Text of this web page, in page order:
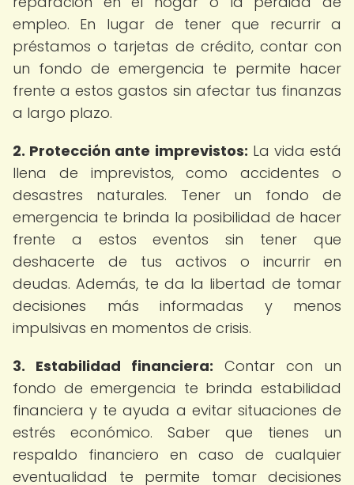
empleo. En lugar de tener que recurrir a
préstamos o tarjetas de crédito, contar con
un fondo de emergencia te permite hacer
frente a estos gastos sin afectar tus finanzas
a largo plazo.
2. Protección ante imprevistos: La vida está
llena de imprevistos, como accidentes o
desastres naturales. Tener un fondo de
emergencia te brinda la posibilidad de hacer
frente a estos eventos sin tener que
deshacerte de tus activos o incurrir en
deudas. Además, te da la libertad de tomar
decisiones más informadas y menos
impulsivas en momentos de crisis.
3. Estabilidad financiera: Contar con un
fondo de emergencia te brinda estabilidad
financiera y te ayuda a evitar situaciones de
estrés económico. Saber que tienes un
respaldo financiero en caso de cualquier
eventualidad te permite tomar decisiones